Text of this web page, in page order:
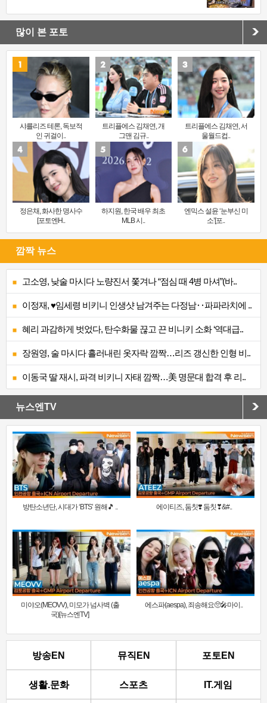
많이 본 포토
샤를리즈 테론, 독보적
인 귀걸이..
트리플에스 김채연, 개
그맨 김규..
트리플에스 김채연, 서
울월드컵..
정은채, 화사한 명사수
[포토엔H..
하지원, 한국 배우 최초
MLB 시..
엔믹스 설윤 ‘눈부신 미
소’[포..
깜짝 뉴스
고소영, 낮술 마시다 노량진서 쫓겨나 “점심 때 4병 마셔”(바..
이정재, ♥임세령 비키니 인생샷 남겨주는 다정남‥파파라치에 ..
혜리 과감하게 벗었다, 탄수화물 끊고 끈 비니키 소화 ‘역대급..
장원영, 술 마시다 흘러내린 옷자락 깜짝…리즈 갱신한 인형 비..
이동국 딸 재시, 파격 비키니 자태 깜짝…美 명문대 합격 후 리..
뉴스엔TV
방탄소년단, 시대가 ‘BTS’ 원해🎵 .. 에이티즈, 둠칫❣️ 둠칫❣&#..
미야오(MEOVV), 미모가 넘사벽 (출
국)[뉴스엔TV]
에스파(aespa), 죄송해요🥺🎤마이..
방송EN 뮤직EN 포토EN
생활.문화 스포츠 IT.게임